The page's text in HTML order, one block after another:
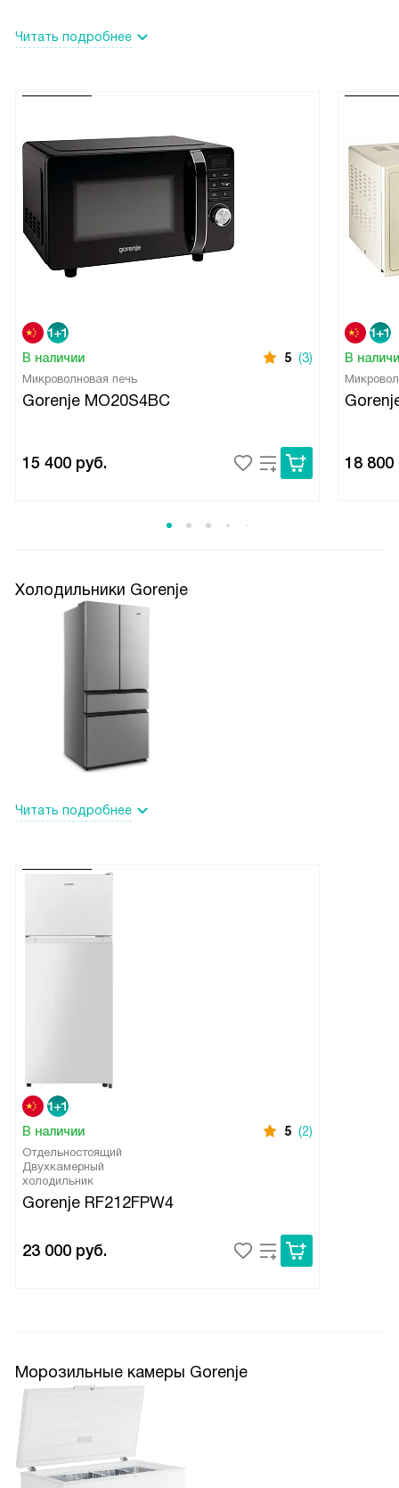
Читать подробнее
В наличии 5 (3)
Микроволновая печь
Gorenje MO20S4BC
15 400 руб.
В
18 800
Холодильники Gorenje
Читать подробнее
В наличии 5 (2)
Отдельностоящий
Двухкамерный
холодильник
Gorenje RF212FPW4
23 000 руб.
Морозильные камеры Gorenje